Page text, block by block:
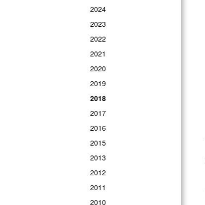
2024
2023
2022
2021
2020
2019
2018
2017
2016
2015
2013
2012
2011
2010